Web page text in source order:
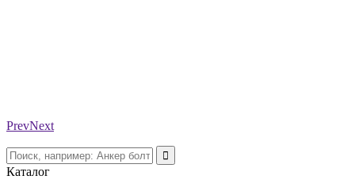
PrevNext
Каталог